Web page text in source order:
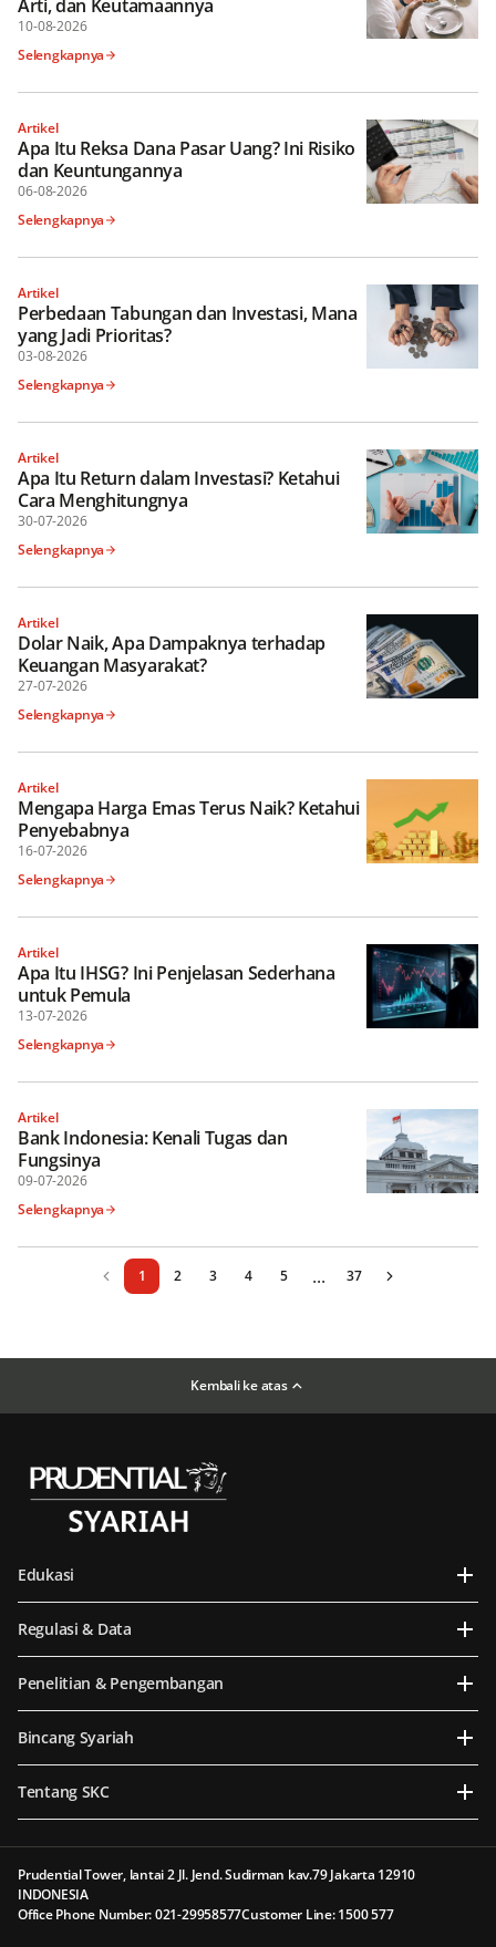
Arti, dan Keutamaannya
10-08-2026
Selengkapnya
Artikel
Apa Itu Reksa Dana Pasar Uang? Ini Risiko
dan Keuntungannya
06-08-2026
Selengkapnya
Artikel
Perbedaan Tabungan dan Investasi, Mana
yang Jadi Prioritas?
03-08-2026
Selengkapnya
Artikel
Apa Itu Return dalam Investasi? Ketahui
Cara Menghitungnya
30-07-2026
Selengkapnya
Artikel
Dolar Naik, Apa Dampaknya terhadap
Keuangan Masyarakat?
27-07-2026
Selengkapnya
Artikel
Mengapa Harga Emas Terus Naik? Ketahui
Penyebabnya
16-07-2026
Selengkapnya
Artikel
Apa Itu IHSG? Ini Penjelasan Sederhana
untuk Pemula
13-07-2026
Selengkapnya
Artikel
Bank Indonesia: Kenali Tugas dan
Fungsinya
09-07-2026
Selengkapnya
1 2 3 4 5 ... 37
Kembali ke atas
Edukasi
Regulasi & Data
Penelitian & Pengembangan
Bincang Syariah
Tentang SKC
Prudential Tower, lantai 2 Jl. Jend. Sudirman kav.79 Jakarta 12910
INDONESIA
Office Phone Number: 021-29958577Customer Line: 1500 577